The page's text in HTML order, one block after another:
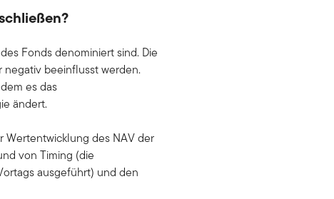
Fonds denominiert sind. Die
negativ beeinflusst werden.
es das
ändert.
Wertentwicklung des NAV der
von Timing (die
ausgeführt) und den